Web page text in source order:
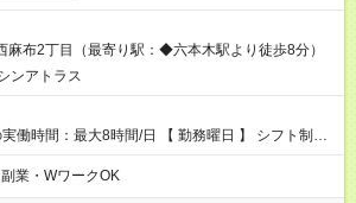
麻布2丁目（最寄り駅：◆六本木駅より徒歩8分）
ンアトラス
実働時間：最大8時間/日 【 勤務曜日 】 シフト制
務 ※希望休み出せます。 【勤務時間】 9：30
でシフト制（実働8ｈ＋休憩1h） シフト例（9時
業・WワークOK